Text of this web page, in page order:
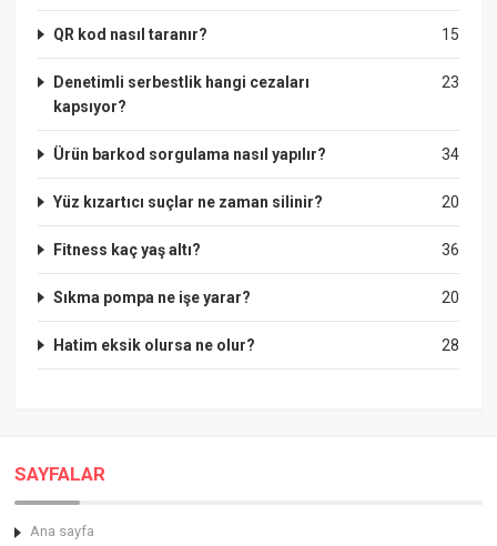
15
QR kod nasıl taranır?
23
Denetimli serbestlik hangi cezaları
kapsıyor?
34
Ürün barkod sorgulama nasıl yapılır?
20
Yüz kızartıcı suçlar ne zaman silinir?
36
Fitness kaç yaş altı?
20
Sıkma pompa ne işe yarar?
28
Hatim eksik olursa ne olur?
SAYFALAR
Ana sayfa